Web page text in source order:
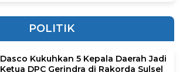
POLITIK
Dasco Kukuhkan 5 Kepala Daerah Jadi
Ketua DPC Gerindra di Rakorda Sulsel